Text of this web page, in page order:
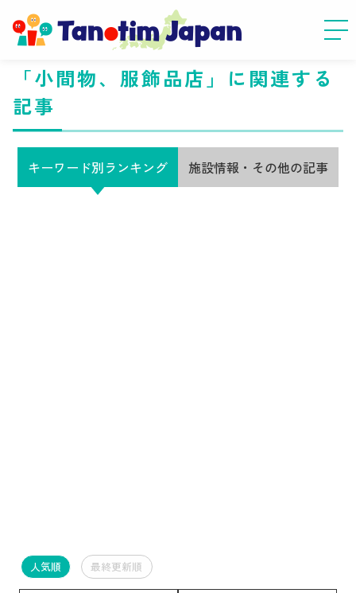
「小間物、服飾品店」に関連する
記事
キーワード別ランキング 施設情報・その他の記事
人気順 最終更新順